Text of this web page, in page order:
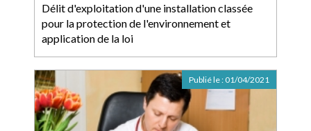
Délit d'exploitation d'une installation classée
pour la protection de l'environnement et
application de la loi
Publié le : 01/04/2021